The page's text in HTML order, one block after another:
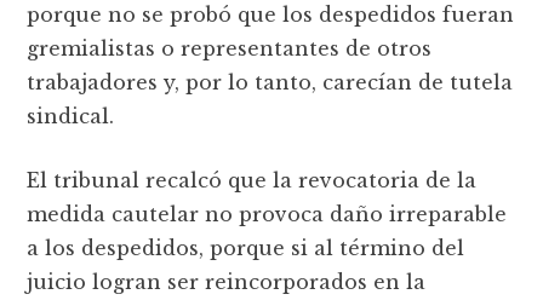
porque no se probó que los despedidos fueran
gremialistas o representantes de otros
trabajadores y, por lo tanto, carecían de tutela
sindical.
El tribunal recalcó que la revocatoria de la
medida cautelar no provoca daño irreparable
a los despedidos, porque si al término del
juicio logran ser reincorporados en la